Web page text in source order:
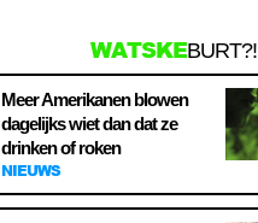
WATSKEBURT?!
Meer Amerikanen blowen
dagelijks wiet dan dat ze
drinken of roken
NIEUWS